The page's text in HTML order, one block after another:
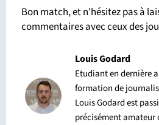
Bon match, et n'hésitez pas à
commentaires avec ceux des
Louis Godard
Etudiant en dernière
formation de
Louis Godard est
précisément amateur